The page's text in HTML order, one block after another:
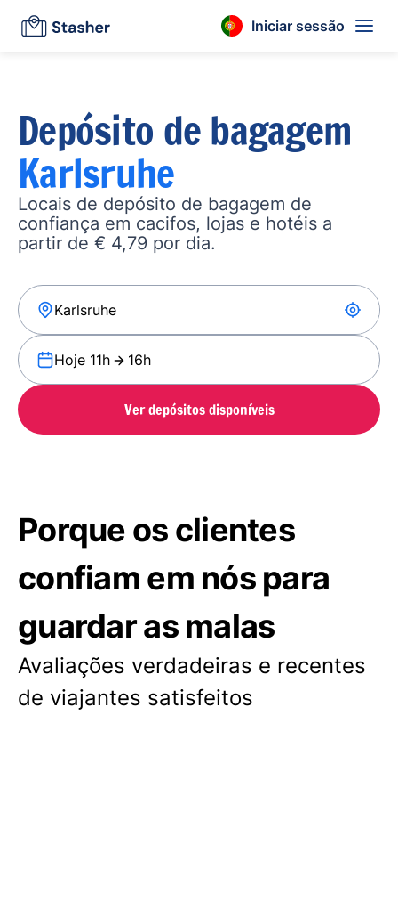
Iniciar sessão
Depósito de bagagem
Karlsruhe
Locais de depósito de bagagem de
confiança em cacifos, lojas e hotéis a
partir de € 4,79 por dia.
Hoje 11h 16h
Ver depósitos disponíveis
Porque os clientes
confiam em nós para
guardar as malas
Avaliações verdadeiras e recentes
de viajantes satisfeitos